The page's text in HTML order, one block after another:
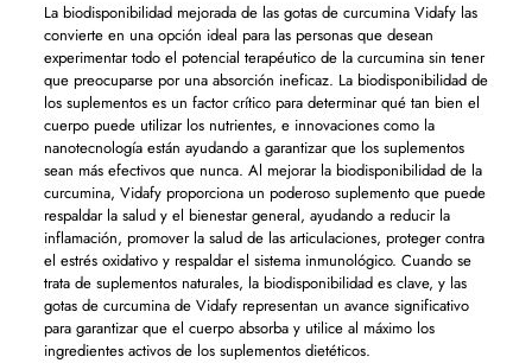
La biodisponibilidad mejorada de las gotas de curcumina Vidafy las
convierte en una opción ideal para las personas que desean
experimentar todo el potencial terapéutico de la curcumina sin tener
que preocuparse por una absorción ineficaz. La biodisponibilidad de
los suplementos es un factor crítico para determinar qué tan bien el
cuerpo puede utilizar los nutrientes, e innovaciones como la
nanotecnología están ayudando a garantizar que los suplementos
sean más efectivos que nunca. Al mejorar la biodisponibilidad de la
curcumina, Vidafy proporciona un poderoso suplemento que puede
respaldar la salud y el bienestar general, ayudando a reducir la
inflamación, promover la salud de las articulaciones, proteger contra
el estrés oxidativo y respaldar el sistema inmunológico. Cuando se
trata de suplementos naturales, la biodisponibilidad es clave, y las
gotas de curcumina de Vidafy representan un avance significativo
para garantizar que el cuerpo absorba y utilice al máximo los
ingredientes activos de los suplementos dietéticos.